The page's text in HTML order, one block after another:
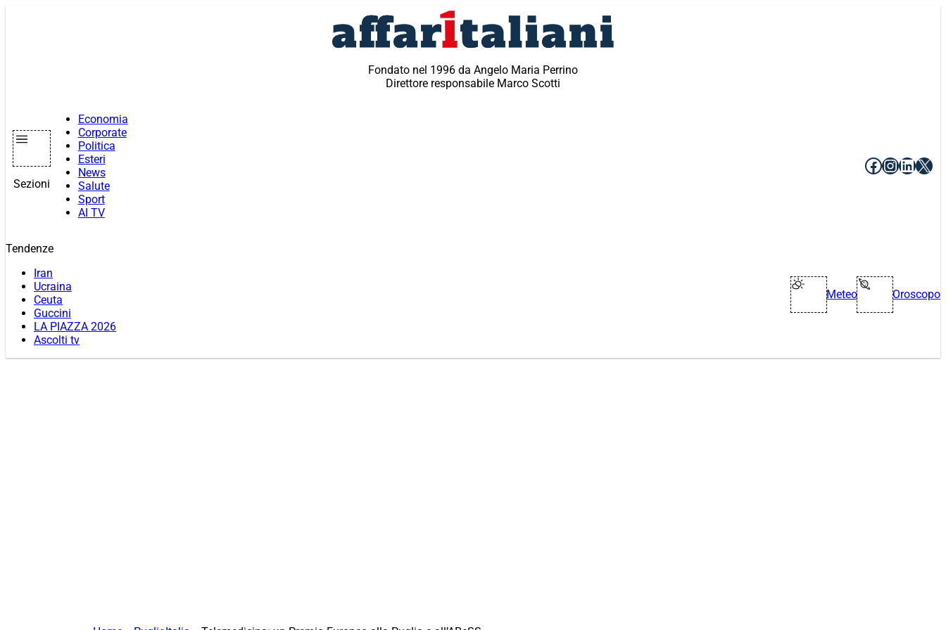
Fondato nel 1996 da Angelo Maria Perrino
Direttore responsabile Marco Scotti
Sezioni
Economia
Corporate
Politica
Esteri
News
Salute
Sport
AI TV
Facebook
X
Tendenze
Iran
Ucraina
Ceuta
Guccini
LA PIAZZA 2026
Ascolti tv
Meteo Oroscopo